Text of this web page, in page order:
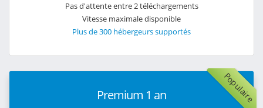
Pas d'attente entre 2 téléchargements
Vitesse maximale disponible
Plus de 300 hébergeurs supportés
Populaire
Premium 1 an